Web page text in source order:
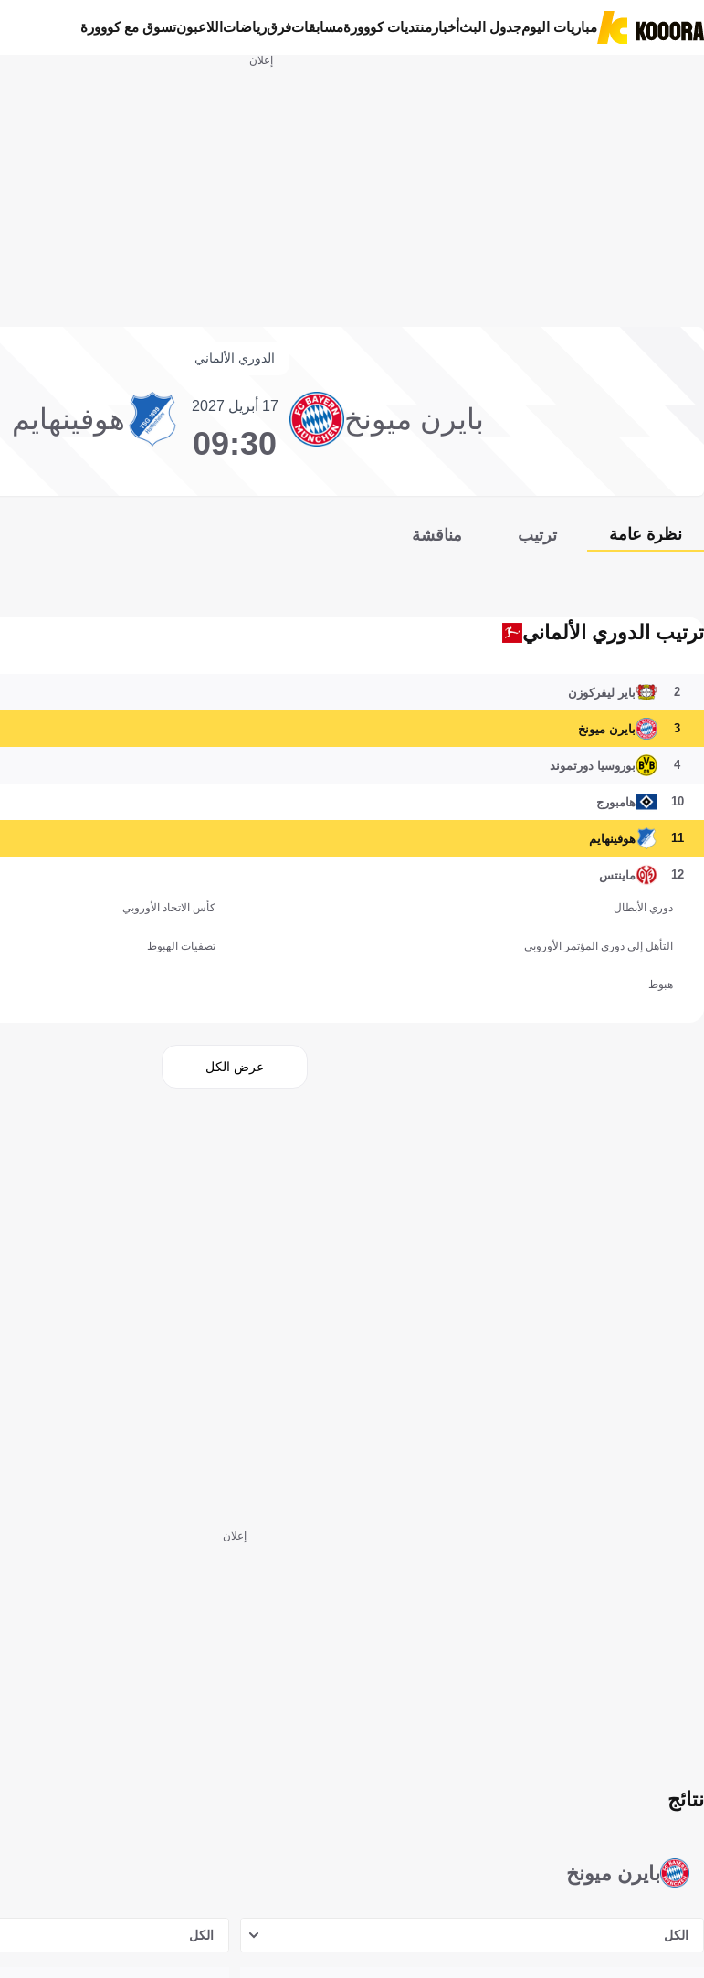
مباريات اليومجدول البثأخبار منتديات كووورةمسابقاتفرقرياضات اللاعبونتسوق مع كووورة
إعلان
الدوري الألماني
بايرن ميونخ 17 أبريل 2027
09:30
هوفينهايم
نظرة عامة ترتيب مناقشة
ترتيب الدوري الألماني
2 باير ليفركوزن
3 بايرن ميونخ
4 بوروسيا دورتموند
10 هامبورج
11 هوفينهايم
12 ماينتس
دوري الأبطال كأس الاتحاد الأوروبي
التأهل إلى دوري المؤتمر الأوروبي تصفيات الهبوط
هبوط
عرض الكل
إعلان
بايرن ميونخ
نتائج
الكل الكل